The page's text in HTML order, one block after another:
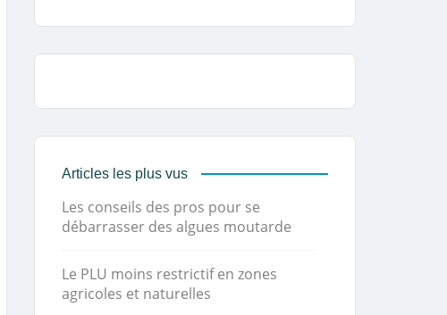
Articles les plus vus
Les conseils des pros pour se
débarrasser des algues moutarde
Le PLU moins restrictif en zones
agricoles et naturelles